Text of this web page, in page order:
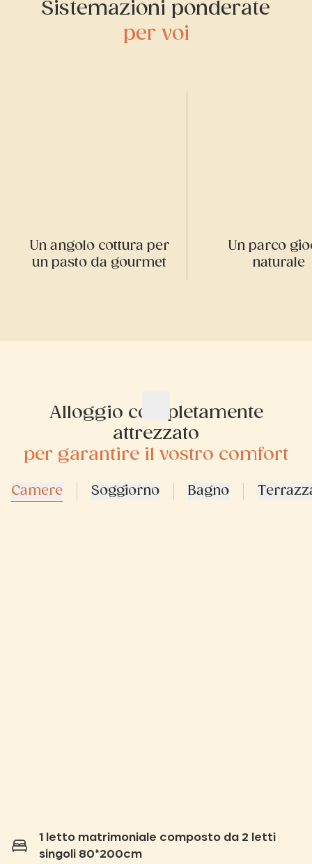
Sistemazioni ponderate
per voi
Un angolo cottura per
un pasto da gourmet
Un parco
naturale
Alloggio completamente
attrezzato
per garantire il vostro comfort
Camere Soggiorno Bagno
1 letto matrimoniale composto da 2 letti
singoli 80*200cm